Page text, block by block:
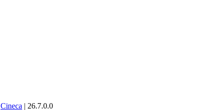
Cineca | 26.7.0.0